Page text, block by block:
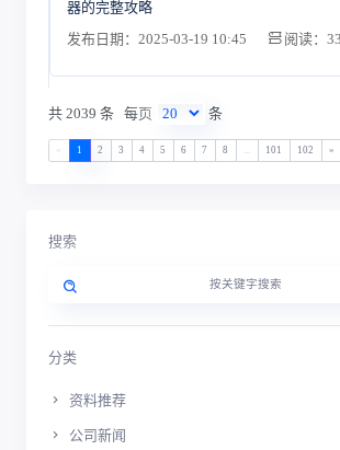
器的完整攻略
发布日期：2025-03-19 10:45
阅读：
共 2039 条 每页 条
1 2 3 4 5 6 7 8 101 102 »
搜索
分类
资料推荐
公司新闻